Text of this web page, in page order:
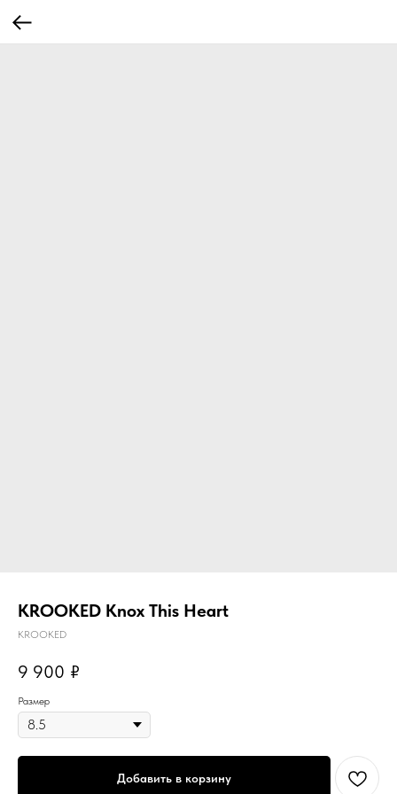
KROOKED Knox This Heart
KROOKED
9 900 ₽
Размер
Добавить в корзину